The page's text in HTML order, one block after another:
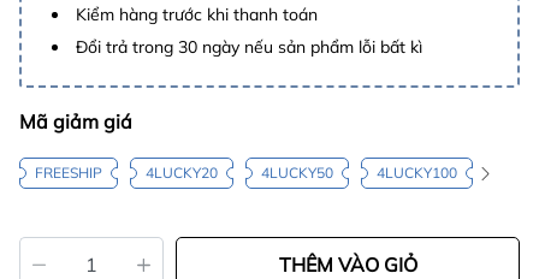
Kiểm hàng trước khi thanh toán
Đổi trả trong 30 ngày nếu sản phẩm lỗi bất kì
Mã giảm giá
FREESHIP 4LUCKY20 4LUCKY50 4LUCKY100
THÊM VÀO GIỎ